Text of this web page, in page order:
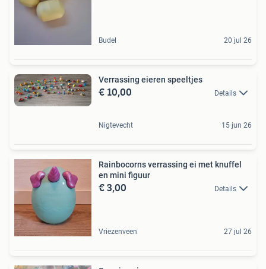
Budel 20 jul 26
Verrassing eieren speeltjes
€ 10,00 Details
Nigtevecht 15 jun 26
Rainbocorns verrassing ei met knuffel
en mini figuur
€ 3,00 Details
Vriezenveen 27 jul 26